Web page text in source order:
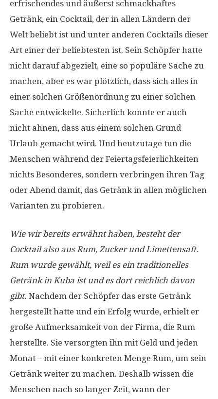
erfrischendes und äußerst schmackhaftes
Getränk, ein Cocktail, der in allen Ländern der
Welt beliebt ist und unter anderen Cocktails dieser
Art einer der beliebtesten ist. Sein Schöpfer hatte
nicht darauf abgezielt, eine so populäre Sache zu
machen, aber es war plötzlich, dass sich alles in
einer solchen Größenordnung zu einer solchen
Sache entwickelte. Sicherlich konnte er auch
nicht ahnen, dass aus einem solchen Grund
Urlaub gemacht wird. Und heutzutage tun die
Menschen während der Feiertagsfeierlichkeiten
nichts Besonderes, sondern verbringen ihren Tag
oder Abend damit, das Getränk in allen möglichen
Varianten zu probieren.
Wie wir bereits erwähnt haben, besteht der
Cocktail also aus Rum, Zucker und Limettensaft.
Rum wurde gewählt, weil es ein traditionelles
Getränk in Kuba ist und es dort reichlich davon
gibt. Nachdem der Schöpfer das erste Getränk
hergestellt hatte und ein Erfolg wurde, erhielt er
große Aufmerksamkeit von der Firma, die Rum
herstellte. Sie versorgten ihn mit Geld und jeden
Monat – mit einer konkreten Menge Rum, um sein
Getränk weiter zu machen. Deshalb wissen die
Menschen nach so langer Zeit, wann der